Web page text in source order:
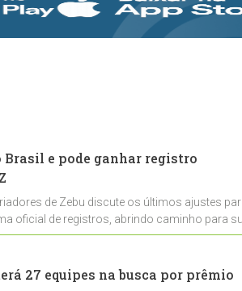
rastreabilidade e
rigor técnico para
Brasil e pode ganhar registro
de Zebu discute os últimos ajustes
oficial de registros, abrindo caminho para
27 equipes na busca por prêmio